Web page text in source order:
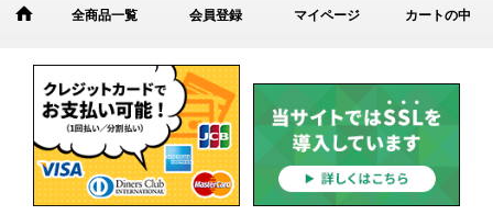
全商品一覧 会員登録 マイページ カートの中